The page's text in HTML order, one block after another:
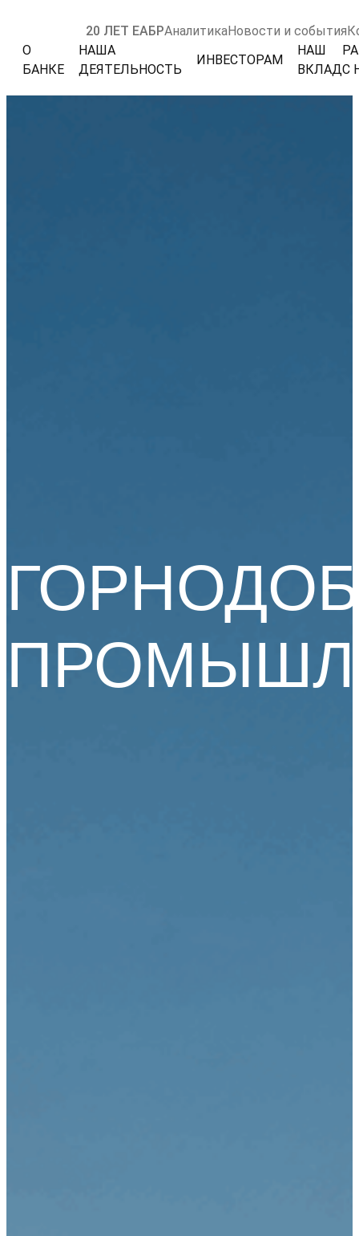
20 ЛЕТ ЕАБРАналитикаНовости и события
О
БАНКЕ
НАША
ДЕЯТЕЛЬНОСТЬ
ИНВЕСТОРАМ
НАШ
ВКЛАДС